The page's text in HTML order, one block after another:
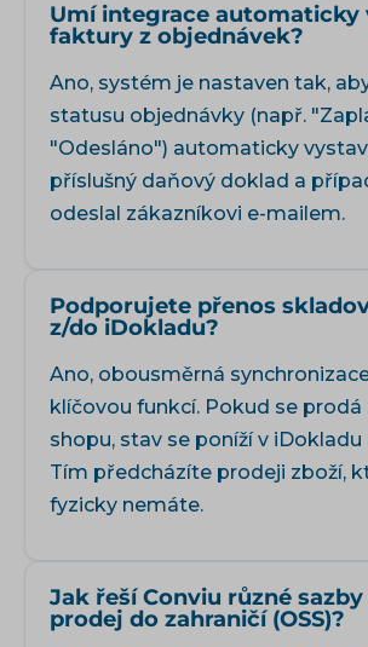
Umí integrace
faktury z objednávek?
Ano, systém je nastaven tak,
statusu objednávky (např.
"Odesláno") automaticky
příslušný daňový doklad a
odeslal zákazníkovi e-mailem.
Podporujete přenos
z/do iDokladu?
Ano, obousměrná
klíčovou funkcí. Pokud se prodá
shopu, stav se poníží v iDokladu
Tím předcházíte prodeji zboží,
fyzicky nemáte.
Jak řeší Conviu různé
prodej do zahraničí (OSS)?